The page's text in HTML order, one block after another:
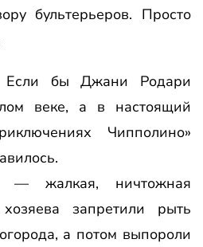
бультерьеров. Просто
Если бы Джани Родари
веке, а в настоящий
Чипполино»
— жалкая, ничтожная
запретили рыть
а потом выпороли